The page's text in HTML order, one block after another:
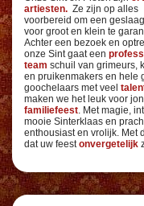
artiesten. Ze zijn op alles
voorbereid om een
voor groot en klein te
Achter een bezoek en
onze Sint gaat een
team schuil van grimeurs,
en pruikenmakers en hele
goochelaars met veel
maken we het leuk voor
familiefeest. Met magie,
mooie Sinterklaas en
enthousiast en vrolijk. Met
dat uw feestonvergetelijk